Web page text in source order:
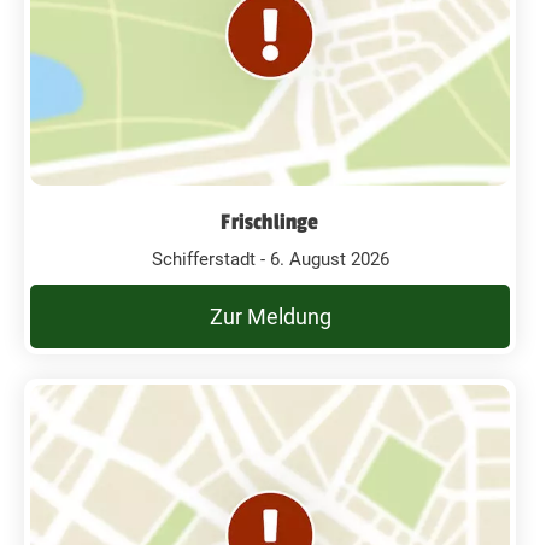
Frischlinge
Schifferstadt - 6. August 2026
Zur Meldung